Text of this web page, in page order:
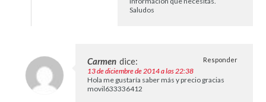
Saludos
Carmen dice:
13 de diciembre de 2014 a las 22:38
Hola me gustaría saber más y precio gracias
movil633336412
Responder